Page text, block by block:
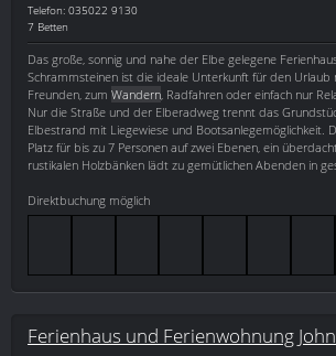
Telefon: 035022 9130
7 Betten
Das große, sonnig und nahe der Elbe gelegene
Schrammsteinen ist die ideale Unterkunft für den Urlaub
Freunden, zum Wandern , Radfahren oder einfach nur
Nur die Straße und der Elberadweg trennt das
Elbestrand mit Liegewiese und Bootsanlegemöglichkeit.
Platz für bis zu 7 Personen auf zwei Ebenen, ein
rustikalen Holzbänken lädt zu gemütlichen Abenden in
Direktbuchung möglich
Ferienhaus und Ferienwohnung John